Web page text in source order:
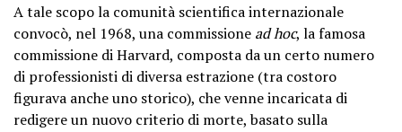
A tale scopo la comunità scientifica internazionale
convocò, nel 1968, una commissione ad hoc, la famosa
commissione di Harvard, composta da un certo numero
di professionisti di diversa estrazione (tra costoro
figurava anche uno storico), che venne incaricata di
redigere un nuovo criterio di morte, basato sulla